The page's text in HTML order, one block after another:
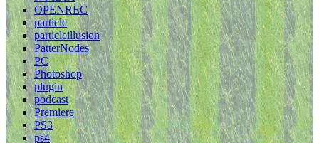
OPENREC
particle
particleillusion
PatterNodes
PC
Photoshop
plugin
podcast
Premiere
PS3
ps4